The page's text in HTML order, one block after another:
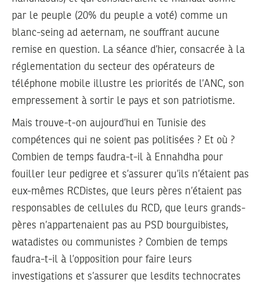
par le peuple (20% du peuple a voté) comme un
blanc-seing ad aeternam, ne souffrant aucune
remise en question. La séance d’hier, consacrée à la
réglementation du secteur des opérateurs de
téléphone mobile illustre les priorités de l’ANC, son
empressement à sortir le pays et son patriotisme.
Mais trouve-t-on aujourd’hui en Tunisie des
compétences qui ne soient pas politisées ? Et où ?
Combien de temps faudra-t-il à Ennahdha pour
fouiller leur pedigree et s’assurer qu’ils n’étaient pas
eux-mêmes RCDistes, que leurs pères n’étaient pas
responsables de cellules du RCD, que leurs grands-
pères n’appartenaient pas au PSD bourguibistes,
watadistes ou communistes ? Combien de temps
faudra-t-il à l’opposition pour faire leurs
investigations et s’assurer que lesdits technocrates